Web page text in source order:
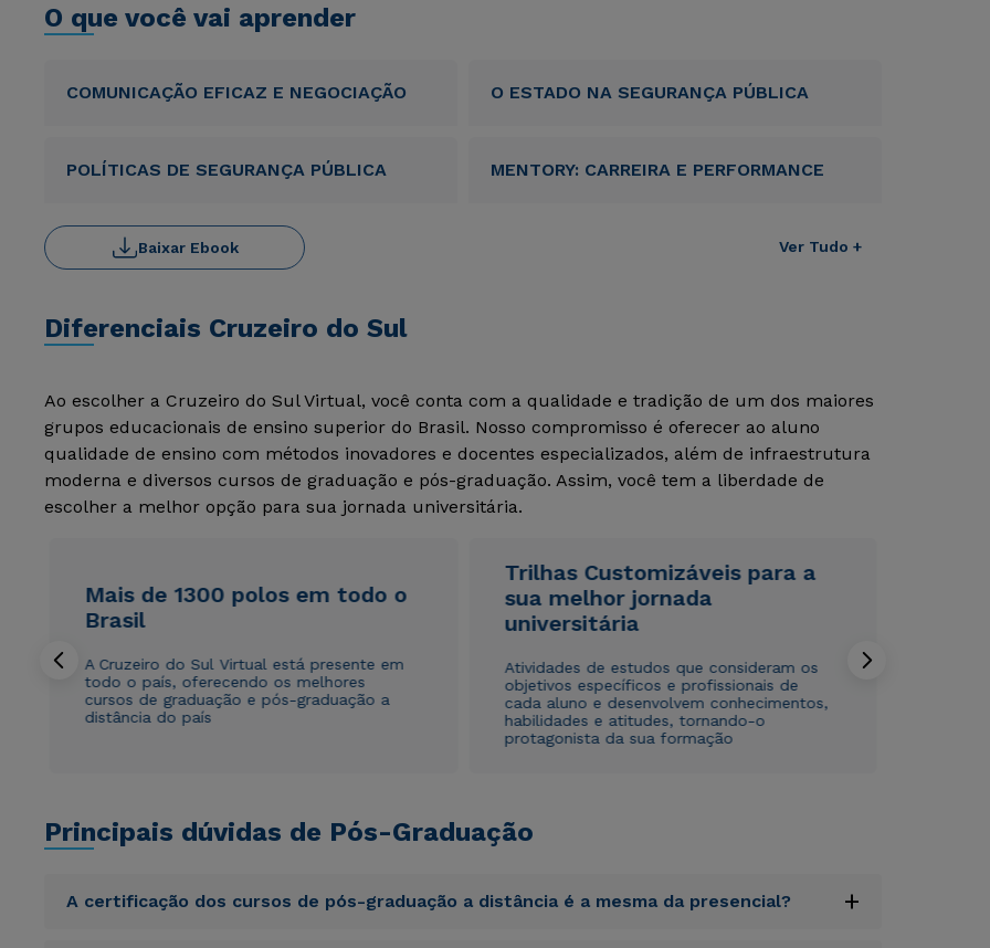
O que você vai aprender
COMUNICAÇÃO EFICAZ E NEGOCIAÇÃO O ESTADO NA SEGURANÇA PÚBLICA
POLÍTICAS DE SEGURANÇA PÚBLICA MENTORY: CARREIRA E PERFORMANCE
Ver Tudo +
Baixar Ebook
Diferenciais Cruzeiro do Sul
Ao escolher a Cruzeiro do Sul Virtual, você conta com a qualidade e tradição de um dos maiores
grupos educacionais de ensino superior do Brasil. Nosso compromisso é oferecer ao aluno
qualidade de ensino com métodos inovadores e docentes especializados, além de infraestrutura
moderna e diversos cursos de graduação e pós-graduação. Assim, você tem a liberdade de
escolher a melhor opção para sua jornada universitária.
Mais de 1300 polos em todo o
Brasil
A Cruzeiro do Sul Virtual está presente em
todo o país, oferecendo os melhores
cursos de graduação e pós-graduação a
distância do país
Trilhas Customizáveis para a
sua melhor jornada
universitária
Atividades de estudos que consideram os
objetivos específicos e profissionais de
cada aluno e desenvolvem conhecimentos,
habilidades e atitudes, tornando-o
protagonista da sua formação
Principais dúvidas de Pós-Graduação
A certificação dos cursos de pós-graduação a distância é a mesma da presencial? +
Rápido e fácil
Estou de acordo com aPolítica de Privacidade.
autorizo que meus dados sejam utilizados para o
envio de conteúdos da Cruzeiro do Sul.
Rápido e fácil
Estou de acordo com aPolítica de Privacidade.
autorizo que meus dados sejam utilizados para o
envio de conteúdos da Cruzeiro do Sul.